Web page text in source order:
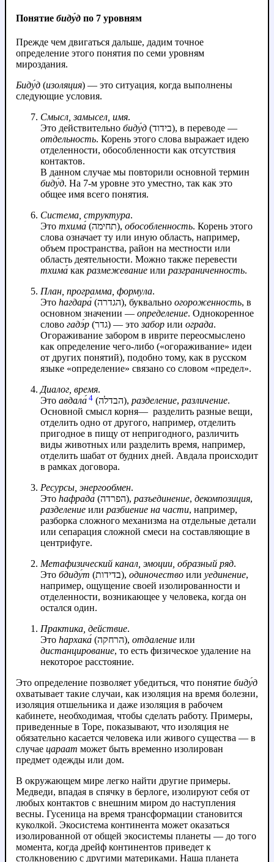
Понятие биду́д по 7 уровням
Прежде чем двигаться дальше, дадим точное
определение этого понятия по семи уровням
мироздания.
Биду́д (изоляция) — это ситуация, когда выполнены
следующие условия.
Смысл, замысел, имя.
Это действительно биду́д
(בידוד), в переводе —
отдельность. Корень этого слова выражает идею
отделенности, обособленности как отсутствия
контактов.
В данном случае мы повторили основной термин
биду́д. На 7‑м уровне это уместно, так как это
общее имя всего понятия.
Система, структура.
Это тхима́ (תחימה), обособленность. Корень этого
слова означает ту или иную область, например,
объем пространства, район на местности или
область деятельности. Можно также перевести
тхима́ как размежевание или разграниченность.
План, программа, формула.
Это hагдара́ (הגדרה), буквально огороженность, в
основном значении — определение. Однокоренное
слово гадэ́р (גדר) — этозабор или ограда.
Огораживание забором в иврите переосмыслено
как определение чего-либо («огораживание» идеи
от других понятий), подобно тому, как в русском
языке «определение» связано со словом «предел».
Диалог, время.
Это авдала́ 4 (הבדלה), разделение, различение.
Основной смысл корня— разделить разные вещи,
отделить одно от другого, например, отделить
пригодное в пищу от непригодного, различить
виды животных или разделить время, например,
отделить шабат от будних дней. Авдала происходит
в рамках договора.
Ресурсы, энергообмен.
Это hафрада́ (הפרדה), разъединение, декомпозиция,
разделение или разбиение на части, например,
разборка сложного механизма на отдельные детали
или сепарация сложной смеси на составляющие в
центрифуге.
Метафизический канал, эмоции, образный ряд.
Это бдиду́т (בדידות), одиночество или уединение,
например, ощущение своей изолированности и
отделенности, возникающее у человека, когда он
остался один.
Практика, действие.
Это hархака́ (הרחקה), отдаление или
дистанцирование, то есть физическое удаление на
некоторое расстояние.
Это определение позволяет убедиться, что понятие биду́д
охватывает такие случаи, как изоляция на время болезни,
изоляция отшельника и даже изоляция в рабочем
кабинете, необходимая, чтобы сделать работу. Примеры,
приведенные в Торе, показывают, что изоляция не
обязательно касается человека или живого существа — в
случае цараат может быть временно изолирован
предмет одежды или дом.
В окружающем мире легко найти другие примеры.
Медведи, впадая в спячку в берлоге, изолируют себя от
любых контактов с внешним миром до наступления
весны. Гусеница на время трансформации становится
куколкой. Экосистема континента может оказаться
изолированной от общей экосистемы планеты — до того
момента, когда дрейф континентов приведет к
столкновению с другими материками. Наша планета